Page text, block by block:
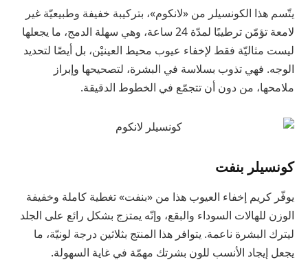
يتّسم هذا الكونسيلر من «لانكوم»، بتركيبة خفيفة وطبيعيّة غير
لامعة تؤمّن ترطيبًا لمدّة 24 ساعة، وهي سهلة الدمج، ما يجعلها
ليست مثاليّة فقط لإخفاء عيوب محيط العينيْن، بل أيضًا لتحديد
الوجه. فهي تذوب بسلاسة في البشرة، لتصحيحها وإبراز
ملامحها، من دون أن تتجمّع في الخطوط الدقيقة.
كونسيلر بنفت
يوفّر كريم إخفاء العيوب هذا من «بنفت» تغطية كاملة وخفيفة
الوزن للهالات السوداء والبقع، وإنّه يمتزج بشكل رائع على الجلد
ليترك البشرة ناعمة. يتوافر هذا المنتج بثلاثين درجة لونيّة، ما
يجعل إيجاد الأنسب للون بشرتك مهمّة في غاية السهولة.